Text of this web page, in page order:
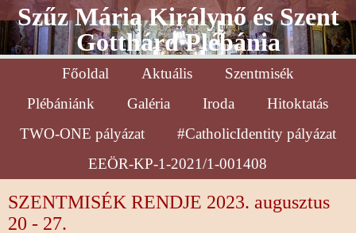
Szűz Mária Királynő és Szent
Gotthárd Plébánia
Főoldal Aktuális
Szentmisék
Plébániánk
Galéria Iroda
Hitoktatás
TWO-ONE pályázat
#CatholicIdentity pályázat
EEÖR-KP-1-2021/1-001408
SZENTMISÉK RENDJE 2023. augusztus
20 - 27.